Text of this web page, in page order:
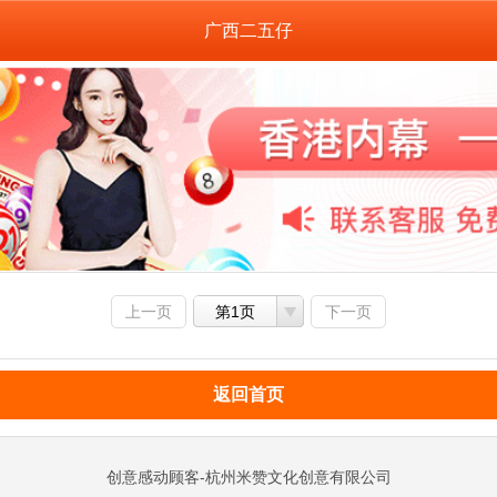
广西二五仔
上一页 第1页 下一页
返回首页
创意感动顾客-杭州米赞文化创意有限公司